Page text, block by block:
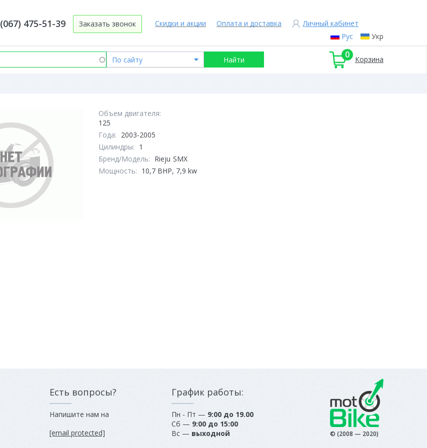
Рус Укр
Скидки и акции Оплата и доставка Личный кабинет
(067) 475-51-39 Заказать звонок
0 Корзина
Объем двигателя:
125
Года: 2003-2005
Цилиндры: 1
Бренд/Модель: Rieju SMX
Мощность: 10,7 BHP, 7,9 kw
Есть вопросы?
Напишите нам на
[email protected]
График работы:
Пн - Пт — 9:00 до 19.00
Сб — 9:00 до 15:00
Вс — выходной © (2008 — 2020)